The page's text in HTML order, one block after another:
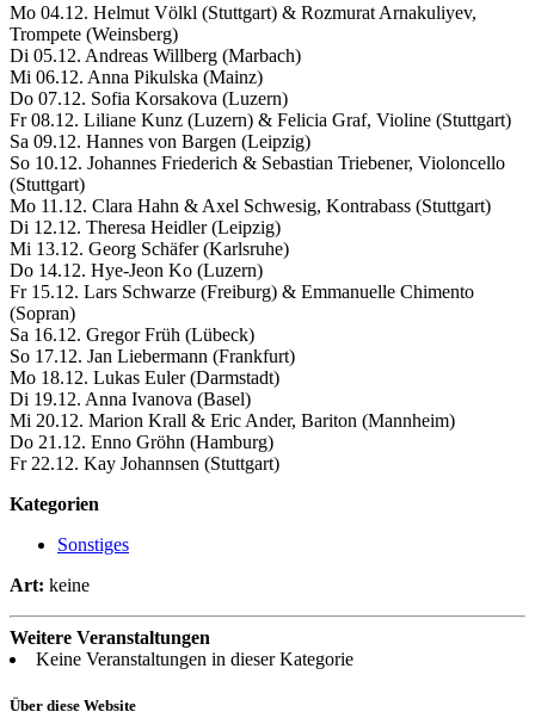
Mo 04.12. Helmut Völkl (Stuttgart) & Rozmurat Arnakuliyev,
Trompete (Weinsberg)
Di 05.12. Andreas Willberg (Marbach)
Mi 06.12. Anna Pikulska (Mainz)
Do 07.12. Sofia Korsakova (Luzern)
Fr 08.12. Liliane Kunz (Luzern) & Felicia Graf, Violine (Stuttgart)
Sa 09.12. Hannes von Bargen (Leipzig)
So 10.12. Johannes Friederich & Sebastian Triebener, Violoncello
(Stuttgart)
Mo 11.12. Clara Hahn & Axel Schwesig, Kontrabass (Stuttgart)
Di 12.12. Theresa Heidler (Leipzig)
Mi 13.12. Georg Schäfer (Karlsruhe)
Do 14.12. Hye-Jeon Ko (Luzern)
Fr 15.12. Lars Schwarze (Freiburg) & Emmanuelle Chimento
(Sopran)
Sa 16.12. Gregor Früh (Lübeck)
So 17.12. Jan Liebermann (Frankfurt)
Mo 18.12. Lukas Euler (Darmstadt)
Di 19.12. Anna Ivanova (Basel)
Mi 20.12. Marion Krall & Eric Ander, Bariton (Mannheim)
Do 21.12. Enno Gröhn (Hamburg)
Fr 22.12. Kay Johannsen (Stuttgart)
Kategorien
Sonstiges
Art: keine
Weitere Veranstaltungen
Keine Veranstaltungen in dieser Kategorie
Über diese Website